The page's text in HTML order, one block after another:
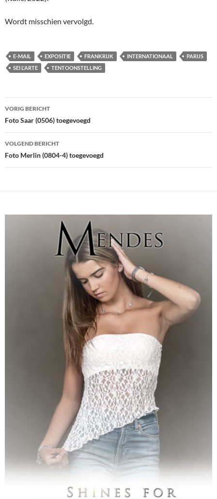
Wordt misschien vervolgd.
E-MAIL EXPOSITIE FRANKRIJK INTERNATIONAAL
PARIJS
SEI L'ARTE
TENTOONSTELLING
Bericht
navigatie
VORIG BERICHT
Foto Saar (0506) toegevoegd
VOLGEND BERICHT
Foto Merlin (0804-4) toegevoegd